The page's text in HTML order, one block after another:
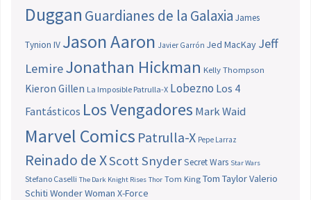
Duggan Guardianes de la Galaxia James
Tynion IV Jason Aaron Javier Garrón Jed MacKay Jeff
LemireJonathan Hickman Kelly Thompson
Kieron Gillen La Imposible Patrulla-X Lobezno Los 4
Fantásticos Los Vengadores Mark Waid
Marvel Comics Patrulla-X Pepe Larraz
Reinado de XScott SnyderSecret Wars Star Wars
Stefano Caselli The Dark Knight Rises Thor Tom King Tom TaylorValerio
Schiti Wonder Woman X-Force